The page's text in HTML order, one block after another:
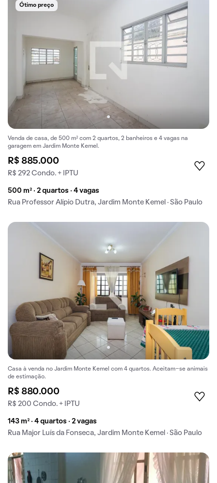
Ótimo preço
Venda de casa, de 500 m² com 2 quartos, 2 banheiros e 4 vagas na
garagem em Jardim Monte Kemel.
R$ 885.000
R$ 292 Condo. + IPTU
500 m² · 2 quartos · 4 vagas
Rua Professor Alípio Dutra, Jardim Monte Kemel · São Paulo
Casa à venda no Jardim Monte Kemel com 4 quartos. Aceitam-se animais
de estimação.
R$ 880.000
R$ 200 Condo. + IPTU
143 m² · 4 quartos · 2 vagas
Rua Major Luís da Fonseca, Jardim Monte Kemel · São Paulo